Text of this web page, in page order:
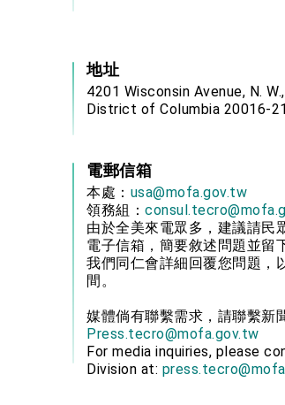
地址
4201 Wisconsin Avenue, N.
District of Columbia 20016-
電郵信箱
本處： usa@mofa.gov.tw
領務組：
由於全美來電眾多，建議請民
電子信箱，簡要敘述問題並留
我們同仁會詳細回覆您問題，
間。
媒體倘有聯繫需求，請聯繫新
Press.tecro@mofa.gov.tw
For media inquiries, please
Division at: